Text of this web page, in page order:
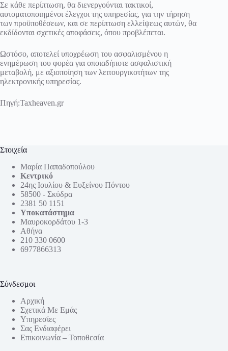
Σε κάθε περίπτωση, θα διενεργούνται τακτικοί,
αυτοματοποιημένοι έλεγχοι της υπηρεσίας, για την τήρηση
των προϋποθέσεων, και σε περίπτωση ελλείψεως αυτών, θα
εκδίδονται σχετικές αποφάσεις, όπου προβλέπεται.
Ωστόσο, αποτελεί υποχρέωση του ασφαλισμένου η
ενημέρωση του φορέα για οποιαδήποτε ασφαλιστική
μεταβολή, με αξιοποίηση των λειτουργικοτήτων της
ηλεκτρονικής υπηρεσίας.
Πηγή:Taxheaven.gr
Στοιχεία
Μαρία Παπαδοπούλου
Κεντρικό
24ης Ιουλίου & Ευξείνου Πόντου
58500 - Σκύδρα
2381 50 1151
Υποκατάστημα
Μαυροκορδάτου 1-3
Αθήνα
210 330 0600
6977866313
Σύνδεσμοι
Αρχική
Σχετικά Με Εμάς
Υπηρεσίες
Σας Ενδιαφέρει
Επικοινωνία – Τοποθεσία